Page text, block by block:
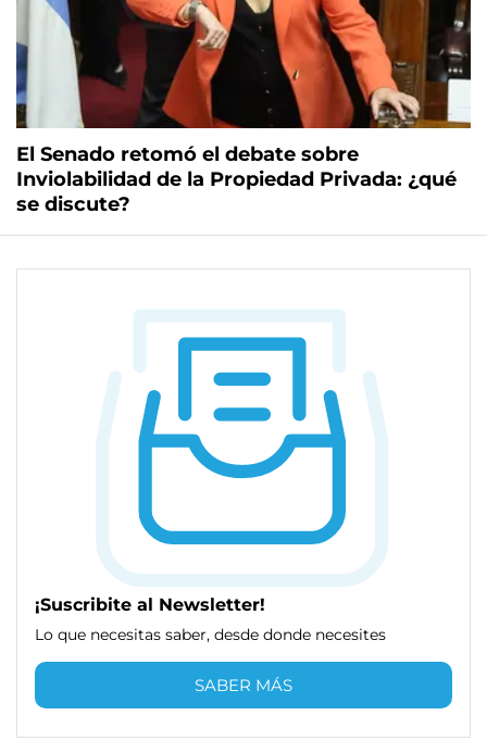
El Senado retomó el debate sobre
Inviolabilidad de la Propiedad Privada: ¿qué
se discute?
¡Suscribite al Newsletter!
Lo que necesitas saber, desde donde necesites
SABER MÁS